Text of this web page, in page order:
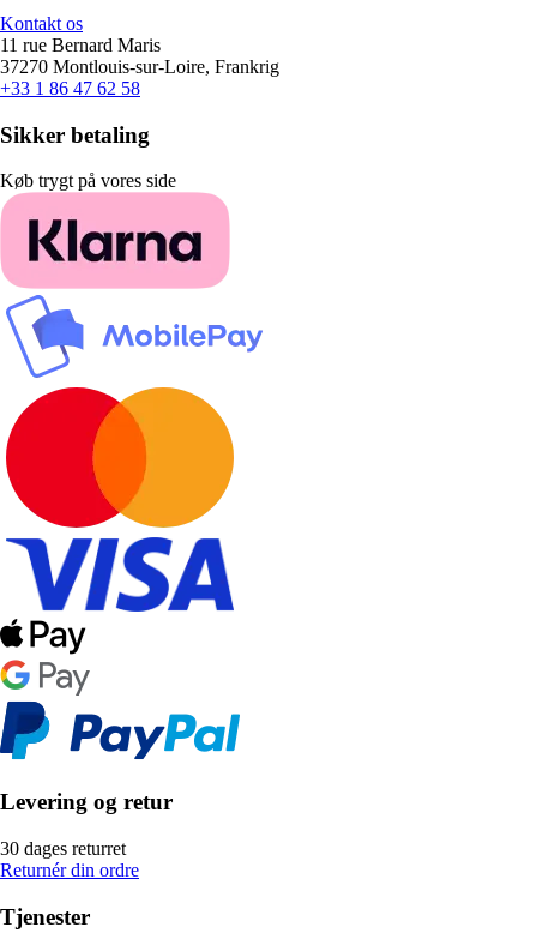
Kontakt os
11 rue Bernard Maris
37270 Montlouis-sur-Loire, Frankrig
+33 1 86 47 62 58
Sikker betaling
Køb trygt på vores side
Levering og retur
30 dages returret
Returnér din ordre
Tjenester